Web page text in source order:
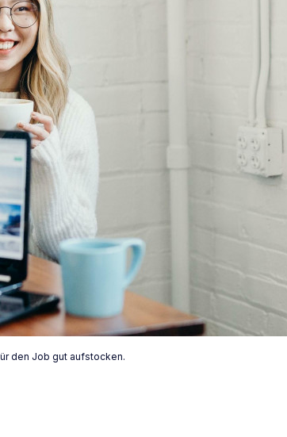
den Job gut aufstocken.